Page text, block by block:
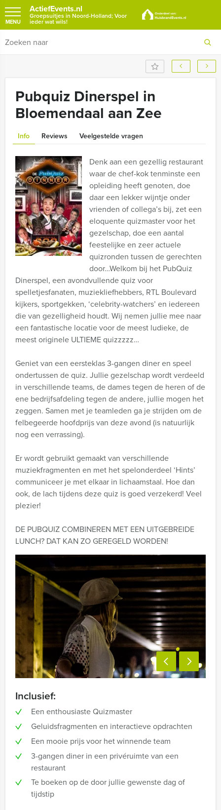
ActiefEvents.nl
Groepsuitjes in Noord-Holland; Voor
ieder wat wils!
MENU
Pubquiz Dinerspel in
Bloemendaal aan Zee
Info Reviews Veelgestelde vragen
Denk aan een gezellig restaurant
waar de chef-kok tenminste een
opleiding heeft genoten, doe
daar een lekker wijntje onder
vrienden of collega’s bij, zet een
eloquente quizmaster voor het
gezelschap, doe een aantal
feestelijke en zeer actuele
quizronden tussen de gerechten
door…Welkom bij het PubQuiz
Dinerspel, een avondvullende quiz voor
spelletjesfanaten, muziekliefhebbers, RTL Boulevard
kijkers, sportgekken, ‘celebrity-watchers’ en iedereen
die van gezelligheid houdt. Wij nemen jullie mee naar
een fantastische locatie voor de meest ludieke, de
meest originele ULTIEME quizzzzz…
Geniet van een eersteklas 3-gangen diner en speel
ondertussen de quiz. Jullie gezelschap wordt verdeeld
in verschillende teams, de dames tegen de heren of de
ene bedrijfsafdeling tegen de andere, jullie mogen het
zeggen. Samen met je teamleden ga je strijden om de
felbegeerde hoofdprijs van deze avond (is natuurlijk
nog een verrassing).
Er wordt gebruikt gemaakt van verschillende
muziekfragmenten en met het spelonderdeel ‘Hints’
communiceer je met elkaar in lichaamstaal. Hoe dan
ook, de lach tijdens deze quiz is goed verzekerd! Veel
plezier!
DE PUBQUIZ COMBINEREN MET EEN UITGEBREIDE
LUNCH? DAT KAN ZO GEREGELD WORDEN!
Inclusief:
Een enthousiaste Quizmaster
Geluidsfragmenten en interactieve opdrachten
Een mooie prijs voor het winnende team
3-gangen diner in een privéruimte van een
restaurant
Te boeken op de door jullie gewenste dag of
tijdstip